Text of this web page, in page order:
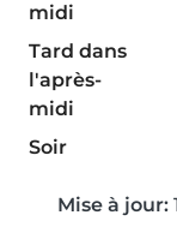
midi
Tard dans
l'après-
midi
Soir
Mise à jour: